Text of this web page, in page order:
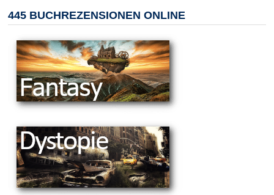
445 BUCHREZENSIONEN ONLINE